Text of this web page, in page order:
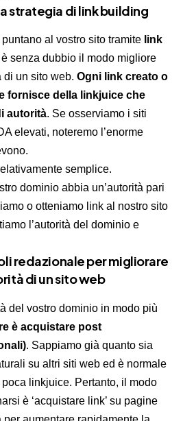
strategia di link building
al vostro sito tramite link
è senza dubbio il modo migliore
di un sito web. Ogni link creato o
fornisce della linkjuice che
autorità. Se osserviamo i siti
elevati, noteremo l’enorme
semplice.
dominio abbia un’autorità pari
o otteniamo link al nostro sito
l’autorità del dominio e
redazionale per migliorare
di un sito web
del vostro dominio in modo più
è acquistare post
. Sappiamo già quanto sia
su altri siti web ed è normale
linkjuice. Pertanto, il modo
è ‘acquistare link’ su pagine